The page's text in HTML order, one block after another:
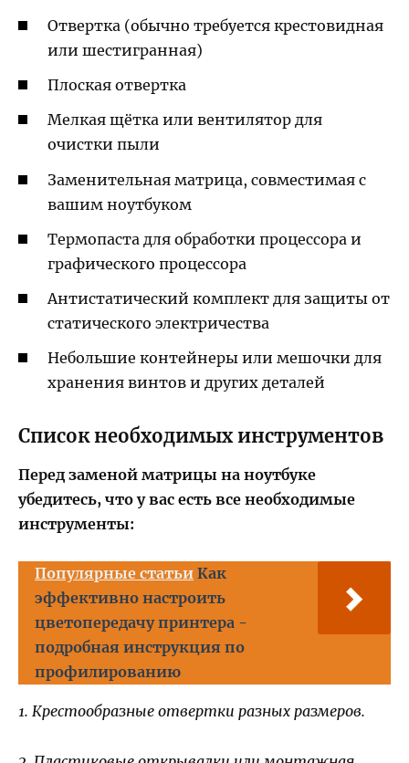
Отвертка (обычно требуется крестовидная
или шестигранная)
Плоская отвертка
Мелкая щётка или вентилятор для
очистки пыли
Заменительная матрица, совместимая с
вашим ноутбуком
Термопаста для обработки процессора и
графического процессора
Антистатический комплект для защиты от
статического электричества
Небольшие контейнеры или мешочки для
хранения винтов и других деталей
Список необходимых инструментов
Перед заменой матрицы на ноутбуке
убедитесь, что у вас есть все необходимые
инструменты:
Популярные статьи Как
эффективно настроить
цветопередачу принтера -
подробная инструкция по
профилированию
1. Крестообразные отвертки разных размеров.